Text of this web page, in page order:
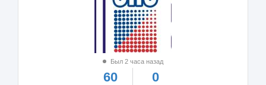
Был 2 часа назад
60 0